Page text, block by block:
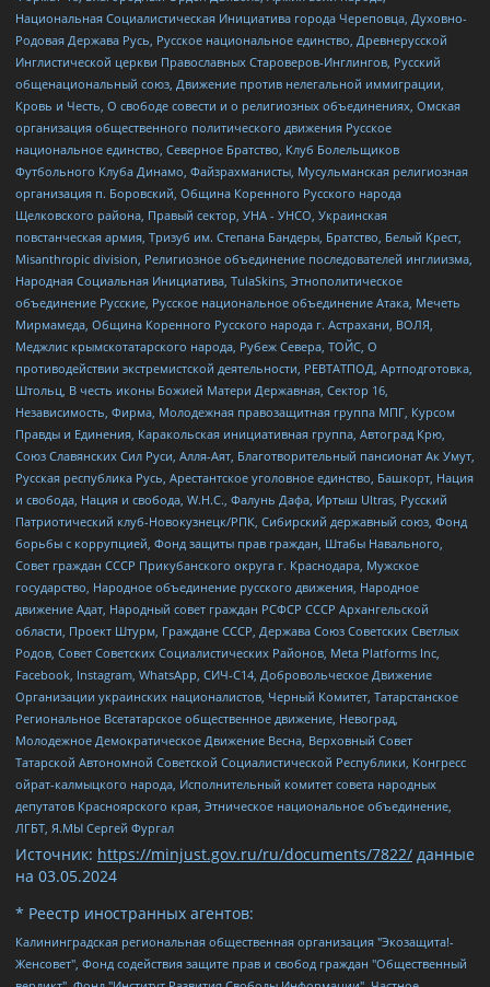
Национальная Социалистическая Инициатива города Череповца, Духовно-
Родовая Держава Русь, Русское национальное единство, Древнерусской
Инглистической церкви Православных Староверов-Инглингов, Русский
общенациональный союз, Движение против нелегальной иммиграции,
Кровь и Честь, О свободе совести и о религиозных объединениях, Омская
организация общественного политического движения Русское
национальное единство, Северное Братство, Клуб Болельщиков
Футбольного Клуба Динамо, Файзрахманисты, Мусульманская религиозная
организация п. Боровский, Община Коренного Русского народа
Щелковского района, Правый сектор, УНА - УНСО, Украинская
повстанческая армия, Тризуб им. Степана Бандеры, Братство, Белый Крест,
Misanthropic division, Религиозное объединение последователей инглиизма,
Народная Социальная Инициатива, TulaSkins, Этнополитическое
объединение Русские, Русское национальное объединение Атака, Мечеть
Мирмамеда, Община Коренного Русского народа г. Астрахани, ВОЛЯ,
Меджлис крымскотатарского народа, Рубеж Севера, ТОЙС, О
противодействии экстремистской деятельности, РЕВТАТПОД, Артподготовка,
Штольц, В честь иконы Божией Матери Державная, Сектор 16,
Независимость, Фирма, Молодежная правозащитная группа МПГ, Курсом
Правды и Единения, Каракольская инициативная группа, Автоград Крю,
Союз Славянских Сил Руси, Алля-Аят, Благотворительный пансионат Ак Умут,
Русская республика Русь, Арестантское уголовное единство, Башкорт, Нация
и свобода, Нация и свобода, W.H.С., Фалунь Дафа, Иртыш Ultras, Русский
Патриотический клуб-Новокузнецк/РПК, Сибирский державный союз, Фонд
борьбы с коррупцией, Фонд защиты прав граждан, Штабы Навального,
Совет граждан СССР Прикубанского округа г. Краснодара, Мужское
государство, Народное объединение русского движения, Народное
движение Адат, Народный совет граждан РСФСР СССР Архангельской
области, Проект Штурм, Граждане СССР, Держава Союз Советских Светлых
Родов, Совет Советских Социалистических Районов, Meta Platforms Inc,
Facebook, Instagram, WhatsApp, СИЧ-С14, Добровольческое Движение
Организации украинских националистов, Черный Комитет, Татарстанское
Региональное Всетатарское общественное движение, Невоград,
Молодежное Демократическое Движение Весна, Верховный Совет
Татарской Автономной Советской Социалистической Республики, Конгресс
ойрат-калмыцкого народа, Исполнительный комитет совета народных
депутатов Красноярского края, Этническое национальное объединение,
ЛГБТ, Я.МЫ Сергей Фургал
Источник: https://minjust.gov.ru/ru/documents/7822/ данные
на 03.05.2024
* Реестр иностранных агентов:
Калининградская региональная общественная организация "Экозащита!-Женсовет", Фонд содействия защите прав и свобод граждан "Общественный вердикт", Фонд "Институт Развития Свободы Информации", Частное учреждение "Информационное агентство МЕМО. РУ", Региональная общественная организация "Общественная комиссия по сохранению наследия академика Сахарова", Фонд поддержки свободы прессы, Санкт-Петербургская общественная правозащитная организация "Гражданский контроль", Межрегиональная общественная организация "Информационно-просветительский центр "Мемориал", Региональный Фонд "Центр Защиты Прав Средств Массовой Информации", с 05.12.2023 Фонд "Центр Защиты Прав Средств массовой информации", Региональная общественная благотворительная организация помощи беженцам и мигрантам "Гражданское содействие", Негосударственное образовательное учреждение дополнительного профессионального образования (повышение квалификации) специалистов "АКАДЕМИЯ ПО ПРАВАМ ЧЕЛОВЕКА", Свердловская региональная общественная организация "Сутяжник", Автономная некоммерческая организация "Центр независимых социологических исследований", Союз общественных объединений "Российский исследовательский центр по правам человека", Региональное общественное учреждение научно-информационный центр "МЕМОРИАЛ", Некоммерческая организация "Фонд защиты гласности", Автономная некоммерческая организация "Институт прав человека", Городская общественная организация "Екатеринбургское общество "МЕМОРИАЛ", Городская общественная организация "Рязанское историко-просветительское и правозащитное общество "Мемориал" (Рязанский Мемориал), Челябинский региональный орган общественной самодеятельности – женское общественное объединение "Женщины Евразии", Челябинский региональный орган общественной самодеятельности "Уральская правозащитная группа", Фонд содействия защите здоровья и социальной справедливости имени Андрея Рылькова, Автономная Некоммерческая Организация "Аналитический Центр Юрия Левады", Автономная некоммерческая организация социальной поддержки населения "Проект Апрель", Региональная общественная организация помощи женщинам и детям, находящимся в кризисной ситуации "Информационно-методический центр "Анна", Фонд содействия развитию массовых коммуникаций и правовому просвещению "Так-так-Так", Фонд содействия устойчивому развитию "Серебряная тайга", Свердловский региональный общественный фонд социальных проектов "Новое время", "Idel.Реалии", Кавказ.Реалии, Крым.Реалии, Телеканал Настоящее Время, Татаро-башкирская служба Радио Свобода (Azatliq Radiosi), Радио Свободная Европа/Радио Свобода (PCE/PC), "Сибирь.Реалии", "Фактограф", Благотворительный фонд помощи осужденным и их семьям, Автономная некоммерческая организация "Институт глобализации и социальных движений", Фонд "В защиту прав заключенных", Частное учреждение "Центр поддержки и содействия развитию средств массовой информации", Пензенский региональный общественный благотворительный фонд "Гражданский союз", "Север.Реалии", Некоммерческая организация Фонд "Правовая инициатива", Общество с ограниченной ответственностью "Радио Свободная Европа/Радио Свобода", Чешское информационное агентство "MEDIUM-ORIENT", Красноярская региональная общественная организация "Мы против СПИДа", Камалягин Денис Николаевич, Маркелов Сергей Евгеньевич, Пономарев Лев Александрович, Савицкая Людмила Алексеевна, Автономная некоммерческая организация "Центр по работе с проблемой насилия "НАСИЛИЮ.НЕТ", Межрегиональный профессиональный союз работников здравоохранения "Альянс врачей", Юридическое лицо, зарегистрированное в Латвийской Республике, SIA "Medusa Project" (регистрационный номер 40103797863, дата регистрации 10.06.2014), Некоммерческая организация "Фонд по борьбе с коррупцией", Автономная некоммерческая организация "Институт права и публичной политики", Баданин Роман Сергеевич, Гликин Максим Александрович, Железнова Мария Михайловна, Лукьянова Юлия Сергеевна, Маетная Елизавета Витальевна, Маняхин Петр Борисович, Чуракова Ольга Владимировна, Ярош Юлия Петровна, Юридическое лицо "The Insider SIA", зарегистрированное в Риге, Латвийская Республика (дата регистрации 26.06.2015), являющееся администратором доменного имени интернет-издания "The Insider SIA", https://theins.ru, Постернак Алексей Евгеньевич, Рубин Михаил Аркадьевич, Анин Роман Александрович, Юридическое лицо Istories fonds, зарегистрированное в Латвийской Республике (регистрационный номер 50008295751, дата регистрации 24.02.2020), Великовский Дмитрий Александрович, Долинина Ирина Николаевна, Мароховская Алеся Алексеевна, Шлейнов Роман Юрьевич, Шмагун Олеся Валентиновна, Общество с ограниченной ответственностью "Альтаир 2021", Общество с ограниченной ответственностью "Вега 2021", Общество с ограниченной ответственностью "Главный редактор 2021", Общество с ограниченной ответственностью "Ромашки монолит", Важенков Артем Валерьевич, Ивановская областная общественная организация "Центр гендерных исследований", Гурман Юрий Альбертович, Медиапроект "ОВД-Инфо", Егоров Владимир Владимирович, Жилинский Владимир Александрович, Общество с ограниченной ответственностью "ЗП", Иванова София Юрьевна, Карезина Инна Павловна, Кильтау Екатерина Викторовна, Петров Алексей Викторович, Пискунов Сергей Евгеньевич, Смирнов Сергей Сергеевич, Тихонов Михаил Сергеевич, Общество с ограниченной ответственностью "ЖУРНАЛИСТ-ИНОСТРАННЫЙ АГЕНТ", Арапова Галина Юрьевна, Вольтская Татьяна Анатольевна, Американская компания "Mason G.E.S. Anonymous Foundation" (США), являющаяся владельцем интернет-издания https://mnews.world/, Компания "Stichting Bellingcat", зарегистрированная в Нидерландах (дата регистрации 11.07.2018), Захаров Андрей Вячеславович, Клепиковская Екатерина Дмитриевна, Общество с ограниченной ответственностью "МЕМО", Перл Роман Александрович, Симонов Евгений Алексеевич, Соловьева Елена Анатольевна, Сотников Даниил Владимирович, Сурначева Елизавета Дмитриевна, Автономная некоммерческая организация по защите прав человека и информированию населения "Якутия – Наше Мнение", Общество с ограниченной ответственностью "Москоу диджитал медиа", с 26.01.2023 Общество с ограниченной ответственностью "Чайка Белые сады", Ветошкина Валерия Валерьевна, Заговора Максим Александрович, Межрегиональное общественное движение "Российская ЛГБТ - сеть", Оленичев Максим Владимирович, Павлов Иван Юрьевич, Скворцова Елена Сергеевна, Общество с ограниченной ответственностью "Как бы инагент", Кочетков Игорь Викторович, Общество с ограниченной ответственностью "Честные выборы", Еланчик Олег Александрович, Общество с ограниченной ответственностью "Нобелевский призыв", Гималова Регина Эмилевна, Григорьев Андрей Валерьевич, Григорьева Алина Александровна, Ассоциация по содействию защите прав призывников, альтернативнослужащих и военнослужащих "Правозащитная группа "Гражданин.Армия.Право", Хисамова Регина Фаритовна, Автономная некоммерческая организация по реализации социально-правовых программ "Лилит", Дальневосточное общественное движение "Маяк", Санкт-Петербургская ЛГБТ-инициативная группа "Выход", Инициативная группа ЛГБТ+ "Реверс", Алексеев Андрей Викторович, Бекбулатова Таисия Львовна, Беляев Иван Михайлович, Владыкина Елена Сергеевна, Гельман Марат Александрович, Никульшина Вероника Юрьевна, Толоконникова Надежда Андреевна, Шендерович Виктор Анатольевич, Общество с ограниченной ответственностью "Данное сообщение", Общество с ограниченной ответственностью Издательский дом "Новая глава", Айнбиндер Александра Александровна, Московский комьюнити-центр для ЛГБТ+инициатив, Благотворительный фонд развития филантропии, Deutsche Welle (Германия, Kurt-Schumacher-Strasse 3, 53113 Bonn), Борзунова Мария Михайловна, Воробьев Виктор Викторович, Голубева Анна Львовна, Константинова Алла Михайловна, Малкова Ирина Владимировна, Мурадов Мурад Абдулгалимович, Осетинская Елизавета Николаевна, Понасенков Евгений Николаевич, Ганапольский Матвей Юрьевич, Киселев Евгений Алексеевич, Борухович Ирина Григорьевна, Дремин Иван Тимофеевич, Дубровский Дмитрий Викторович, Красноярская региональная общественная организация поддержки и развития альтернативных образовательных технологий и межкультурных коммуникаций "ИНТЕРРА", Маяковская Екатерина Алексеевна, Фейгин Марк Захарович, Филимонов Андрей Викторович, Дзугкоева Регина Николаевна, Доброхотов Роман Александрович, Дудь Юрий Александрович, Елкин Сергей Владимирович, Кругликов Кирилл Игоревич, Сабунаева Мария Леонидовна, Семенов Алексей Владимирович, Шаинян Карен Багратович, Шульман Екатерина Михайловна, Асафьев Артур Валерьевич, Вахштайн Виктор Семенович, Венедиктов Алексей Алексеевич, Лушникова Екатерина Евгеньевна, Волков Леонид Михайлович, Невзоров Александр Глебович, Пархоменко Сергей Борисович, Сироткин Ярослав Николаевич, Кара-Мурза Владимир Владимирович, Баранова Наталья Владимировна, Гозман Леонид Яковлевич, Кагарлицкий Борис Юльевич, Климарев Михаил Валерьевич, Милов Владимир Станиславович, Автономная некоммерческая организация Краснодарский центр современного искусства "Типография", Моргенштерн Алишер Тагирович, Соболь Любовь Эдуардовна, Общество с ограниченной ответственностью "ЛИЗА НОРМ", Каспаров Гарри Кимович, Ходорковский Михаил Борисович, Общество с ограниченной ответственностью "Апрельские тезисы", Данилович Ирина Брониславовна, Кашин Олег Владимирович, Петров Николай Владимирович, Пивоваров Алексей Владимирович, Соколов Михаил Владимирович, Цветкова Юлия Владимировна, Чичваркин Евгений Александрович, Комитет против пыток/Команда против пыток, Общество с ограниченной ответственностью "Первый научный", Общество с ограниченной ответственностью "Вертолет и ко", Белоцерковская Вероника Борисовна, Кац Максим Евгеньевич, Лазарева Татьяна Юрьевна, Шаведдинов Руслан Табризович, Яшин Илья Валерьевич, Общество с ограниченной ответственностью "Иноагент ААВ", Алешковский Дмитрий Петрович, Альбац Евгения Марковна, Быков Дмитрий Львович, Галямина Юлия Евгеньевна, Лойко Сергей Леонидович, Мартынов Кирилл Константинович, Медведев Сергей Александрович, Крашенинников Федор Геннадиевич, Гордеева Катерина Вл